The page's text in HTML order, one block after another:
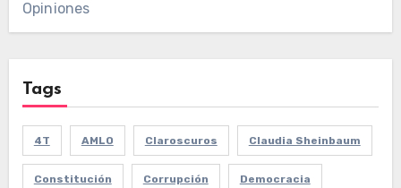
Opiniones
Tags
4T AMLO Claroscuros Claudia Sheinbaum
Constitución Corrupción Democracia